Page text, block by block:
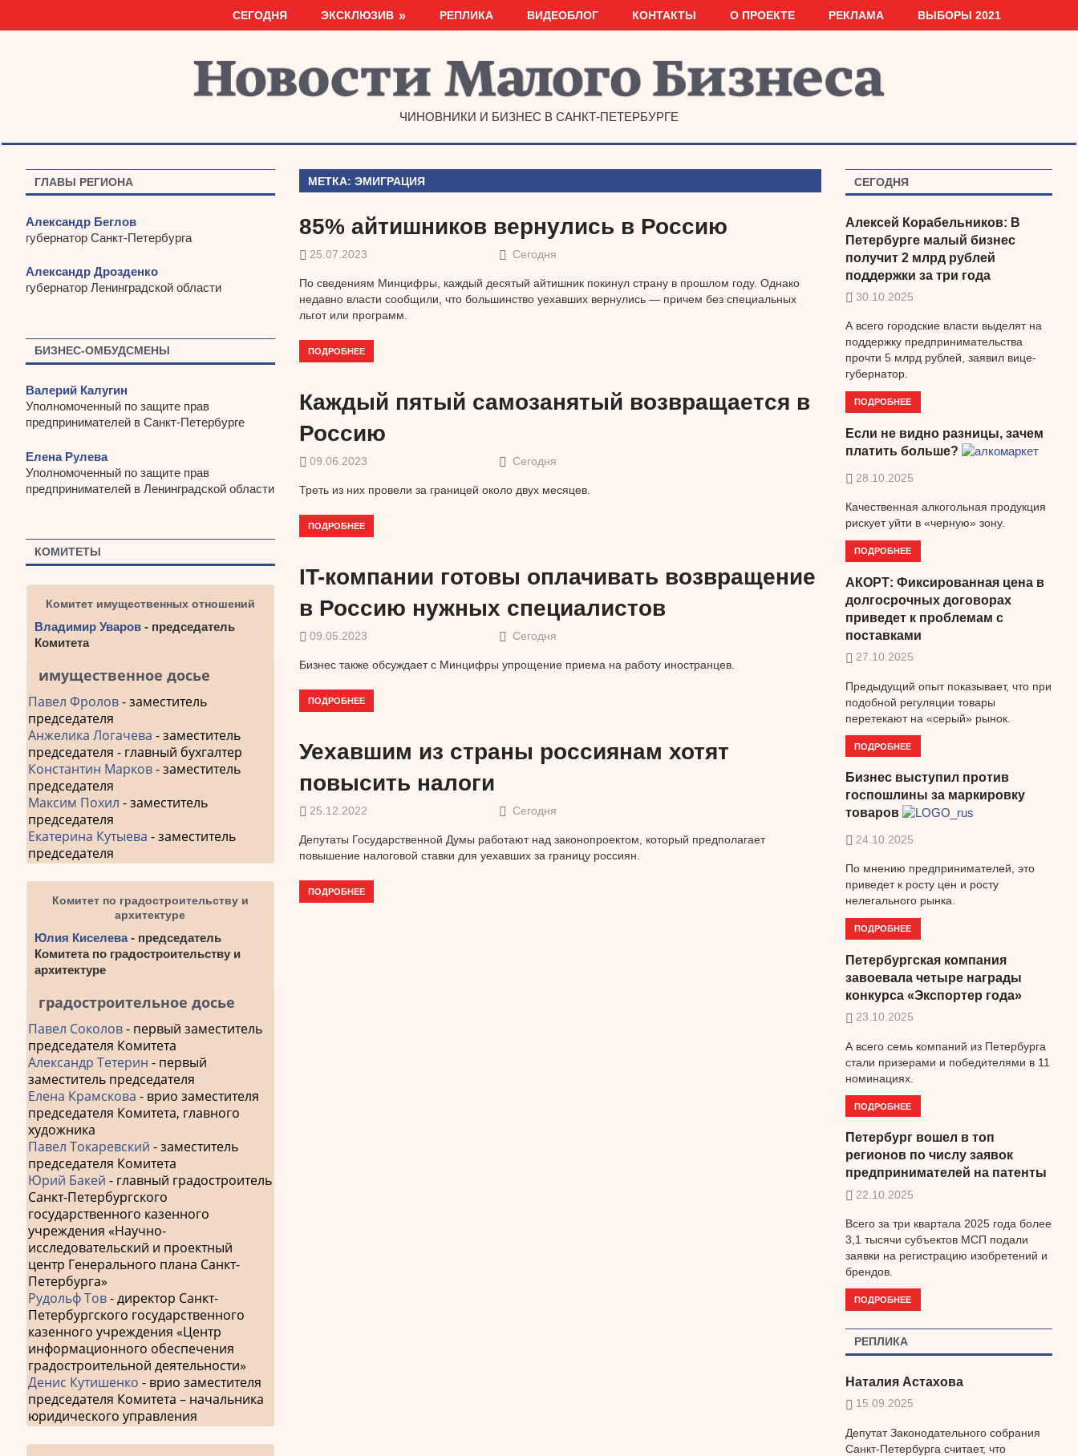
СЕГОДНЯ ЭКСКЛЮЗИВ РЕПЛИКА ВИДЕОБЛОГ КОНТАКТЫ О ПРОЕКТЕ РЕКЛАМА ВЫБОРЫ 2021
ЧИНОВНИКИ И БИЗНЕС В САНКТ-ПЕТЕРБУРГЕ
МЕТКА: ЭМИГРАЦИЯ
85% айтишников вернулись в Россию
25.07.2023 Сегодня
По сведениям Минцифры, каждый десятый айтишник покинул страну в прошлом году. Однако
недавно власти сообщили, что большинство уехавших вернулись — причем без специальных
льгот или программ.
ПОДРОБНЕЕ
Каждый пятый самозанятый возвращается в
Россию
09.06.2023 Сегодня
Треть из них провели за границей около двух месяцев.
ПОДРОБНЕЕ
IT-компании готовы оплачивать возвращение
в Россию нужных специалистов
09.05.2023 Сегодня
Бизнес также обсуждает с Минцифры упрощение приема на работу иностранцев.
ПОДРОБНЕЕ
Уехавшим из страны россиянам хотят
повысить налоги
25.12.2022 Сегодня
Депутаты Государственной Думы работают над законопроектом, который предполагает
повышение налоговой ставки для уехавших за границу россиян.
ПОДРОБНЕЕ
ГЛАВЫ РЕГИОНА
Александр Беглов
губернатор Санкт-Петербурга
Александр Дрозденко
губернатор Ленинградской области
БИЗНЕС-ОМБУДСМЕНЫ
Валерий Калугин
Уполномоченный по защите прав
предпринимателей в Санкт-Петербурге
Елена Рулева
Уполномоченный по защите прав
предпринимателей в Ленинградской области
КОМИТЕТЫ
Комитет имущественных отношений
Владимир Уваров - председатель
Комитета
имущественное досье
Павел Фролов- заместитель
председателя
Анжелика Логачева - заместитель
председателя - главный бухгалтер
Константин Марков- заместитель
председателя
Максим Похил - заместитель
председателя
Екатерина Кутыева - заместитель
председателя
Комитет по градостроительству и
архитектуре
Юлия Киселева- председатель
Комитета по градостроительству и
архитектуре
градостроительное досье
Павел Соколов- первый заместитель
председателя Комитета
Александр Тетерин - первый
заместитель председателя
Елена Крамскова - врио заместителя
председателя Комитета, главного
художника
Павел Токаревский - заместитель
председателя Комитета
Юрий Бакей - главный градостроитель
Санкт-Петербургского
государственного казенного
учреждения «Научно-
исследовательский и проектный
центр Генерального плана Санкт-
Петербурга»
Рудольф Тов- директор Санкт-
Петербургского государственного
казенного учреждения «Центр
информационного обеспечения
градостроительной деятельности»
Денис Кутишенко - врио заместителя
председателя Комитета – начальника
юридического управления
СЕГОДНЯ
Алексей Корабельников: В
Петербурге малый бизнес
получит 2 млрд рублей
поддержки за три года
30.10.2025
А всего городские власти выделят на
поддержку предпринимательства
прочти 5 млрд рублей, заявил вице-
губернатор.
ПОДРОБНЕЕ
Если не видно разницы, зачем
платить больше?
28.10.2025
Качественная алкогольная продукция
рискует уйти в «черную» зону.
ПОДРОБНЕЕ
АКОРТ: Фиксированная цена в
долгосрочных договорах
приведет к проблемам с
поставками
27.10.2025
Предыдущий опыт показывает, что при
подобной регуляции товары
перетекают на «серый» рынок.
ПОДРОБНЕЕ
Бизнес выступил против
госпошлины за маркировку
товаров
24.10.2025
По мнению предпринимателей, это
приведет к росту цен и росту
нелегального рынка.
ПОДРОБНЕЕ
Петербургская компания
завоевала четыре награды
конкурса «Экспортер года»
23.10.2025
А всего семь компаний из Петербурга
стали призерами и победителями в 11
номинациях.
ПОДРОБНЕЕ
Петербург вошел в топ
регионов по числу заявок
предпринимателей на патенты
22.10.2025
Всего за три квартала 2025 года более
3,1 тысячи субъектов МСП подали
заявки на регистрацию изобретений и
брендов.
ПОДРОБНЕЕ
РЕПЛИКА
Наталия Астахова
15.09.2025
Депутат Законодательного собрания
Санкт-Петербурга считает, что